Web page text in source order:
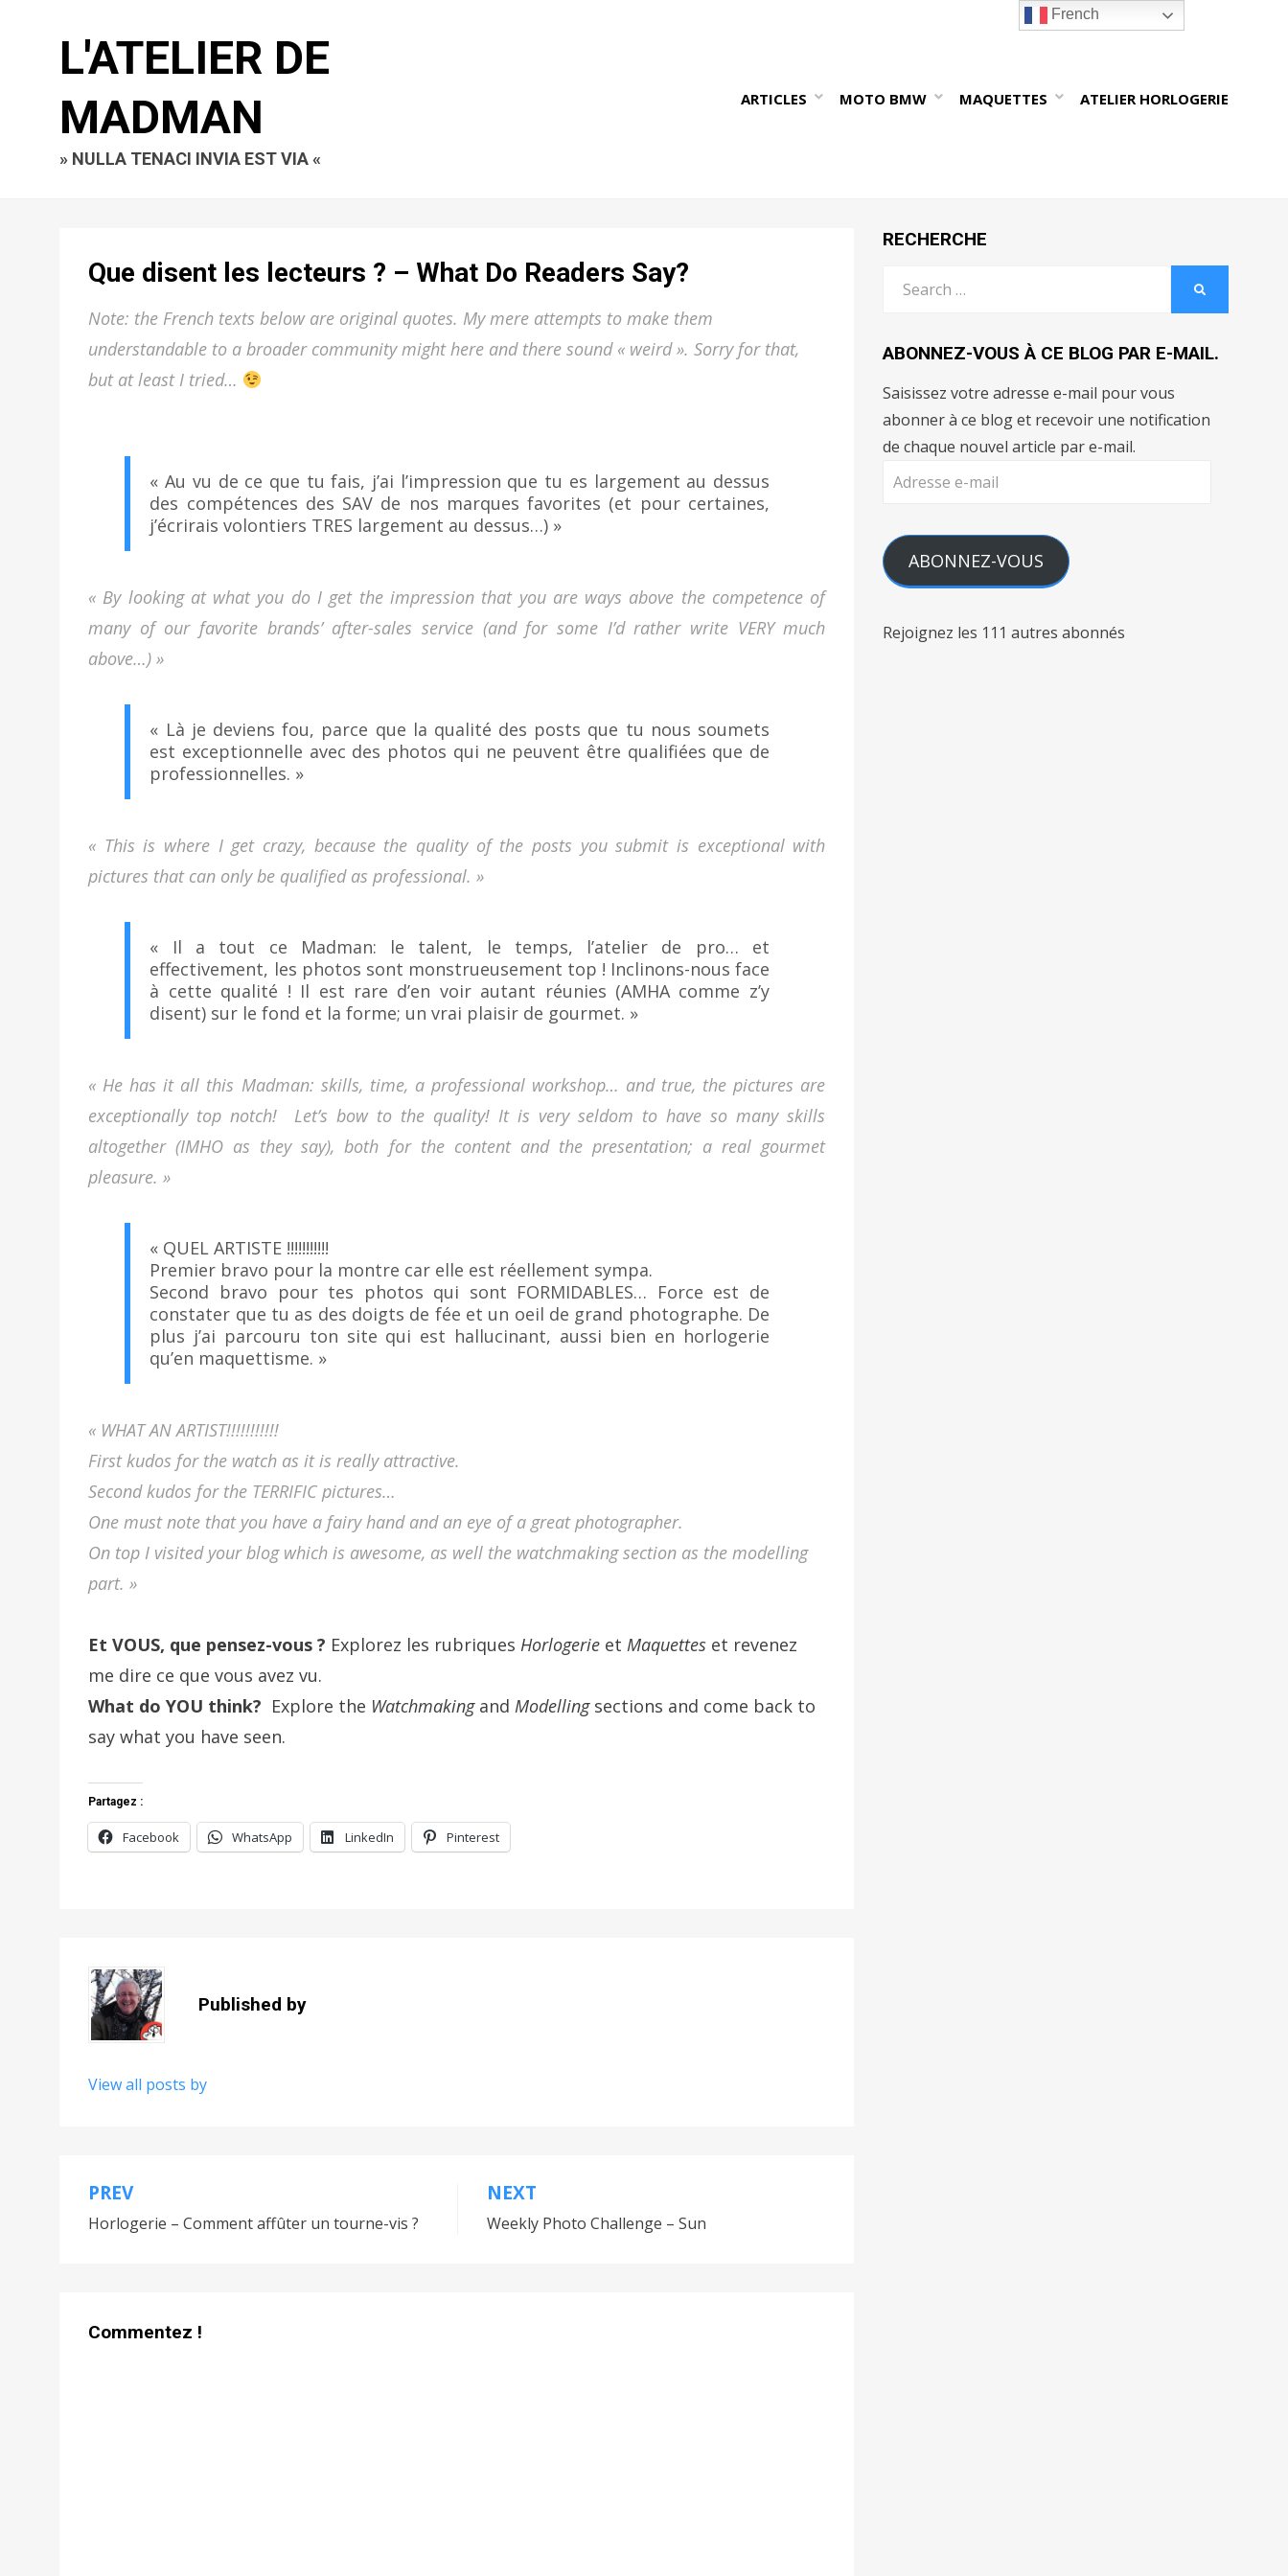
L'ATELIER DE
MADMAN
» NULLA TENACI INVIA EST VIA «
ARTICLES MOTO BMW MAQUETTES ATELIER HORLOGERIE
Que disent les lecteurs ? – What Do Readers Say?
Note: the French texts below are original quotes. My mere attempts to make them
understandable to a broader community might here and there sound « weird ». Sorry for that,
but at least I tried…
« Au vu de ce que tu fais, j’ai l’impression que tu es largement au dessus
des compétences des SAV de nos marques favorites (et pour certaines,
j’écrirais volontiers TRES largement au dessus…) »
« By looking at what you do I get the impression that you are ways above the competence of
many of our favorite brands’ after-sales service (and for some I’d rather write VERY much
above…) »
« Là je deviens fou, parce que la qualité des posts que tu nous soumets
est exceptionnelle avec des photos qui ne peuvent être qualifiées que de
professionnelles. »
« This is where I get crazy, because the quality of the posts you submit is exceptional with
pictures that can only be qualified as professional. »
« Il a tout ce Madman: le talent, le temps, l’atelier de pro… et
effectivement, les photos sont monstrueusement top ! Inclinons-nous face
à cette qualité ! Il est rare d’en voir autant réunies (AMHA comme z’y
disent) sur le fond et la forme; un vrai plaisir de gourmet. »
« He has it all this Madman: skills, time, a professional workshop… and true, the pictures are
exceptionally top notch! Let’s bow to the quality! It is very seldom to have so many skills
altogether (IMHO as they say), both for the content and the presentation; a real gourmet
pleasure. »
« QUEL ARTISTE !!!!!!!!!!!
Premier bravo pour la montre car elle est réellement sympa.
Second bravo pour tes photos qui sont FORMIDABLES… Force est de
constater que tu as des doigts de fée et un oeil de grand photographe. De
plus j’ai parcouru ton site qui est hallucinant, aussi bien en horlogerie
qu’en maquettisme. »
« WHAT AN ARTIST!!!!!!!!!!!
First kudos for the watch as it is really attractive.
Second kudos for the TERRIFIC pictures…
One must note that you have a fairy hand and an eye of a great photographer.
On top I visited your blog which is awesome, as well the watchmaking section as the modelling
part. »
Et VOUS, que pensez-vous ? Explorez les rubriques Horlogerie et Maquettes et revenez
me dire ce que vous avez vu.
What do YOU think? Explore the Watchmakingand Modellingsections and come back to
say what you have seen.
Partagez :
Facebook WhatsApp LinkedIn Pinterest
Published by
View all posts by
Navigation
de
PREV
Horlogerie – Comment affûter un tourne-vis ?
NEXT
Weekly Photo Challenge – Sun
Commentez !
RECHERCHE
ABONNEZ-VOUS À CE BLOG PAR E-MAIL.
Saisissez votre adresse e-mail pour vous
abonner à ce blog et recevoir une notification
de chaque nouvel article par e-mail.
Adresse
ABONNEZ-VOUS
Rejoignez les 111 autres abonnés
French